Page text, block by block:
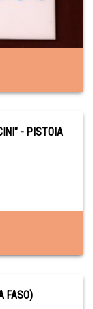
- PISTOIA
FASO)